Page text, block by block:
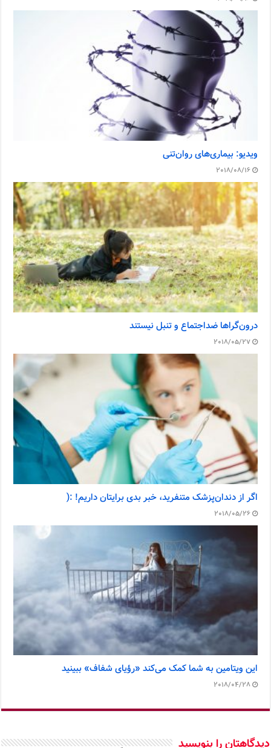
ویدیو: بیماری‌های روان‌تنی
2018/08/16
درون‌گراها ضداجتماع و تنبل نیستند
2018/05/27
اگر از دندان‌پزشک متنفرید، خبر بدی برایتان داریم! :(
2018/05/26
این ویتامین به شما کمک می‌کند «رؤیای شفاف» ببینید
2018/04/28